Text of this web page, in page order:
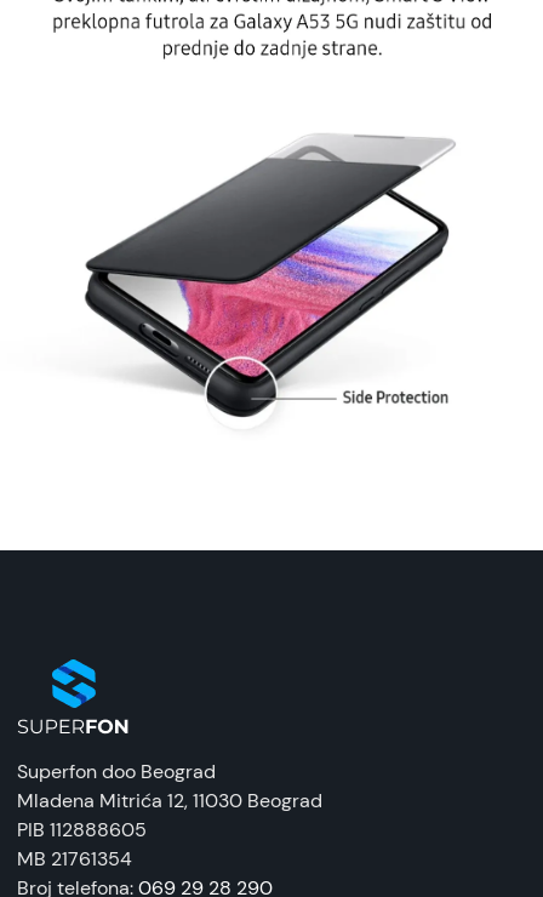
Superfon doo Beograd
Mladena Mitrića 12, 11030 Beograd
PIB 112888605
MB 21761354
Broj telefona:069 29 28 290